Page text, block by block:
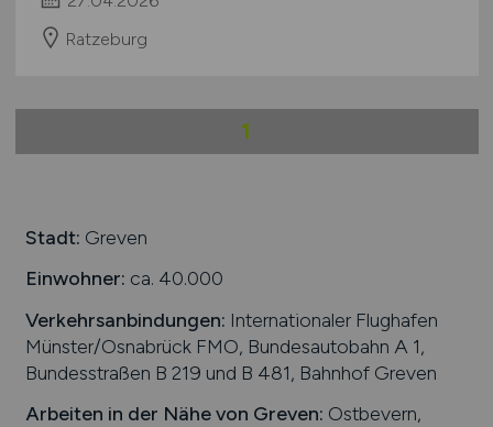
Ratzeburg
1
Stadt: Greven
Einwohner: ca. 40.000
Verkehrsanbindungen: Internationaler Flughafen
Münster/Osnabrück FMO, Bundesautobahn A 1,
Bundesstraßen B 219 und B 481, Bahnhof Greven
Arbeiten in der Nähe von Greven: Ostbevern,